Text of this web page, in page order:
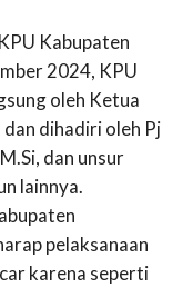
Kabupaten
2024, KPU
oleh Ketua
dihadiri oleh Pj
dan unsur
lainnya.
pelaksanaan
karena seperti